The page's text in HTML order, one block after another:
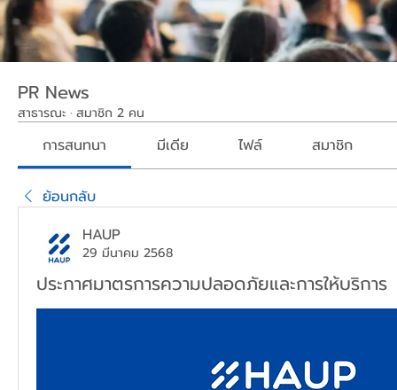
PR News
สาธารณะ · สมาชิก 2 คน
การสนทนา มีเดีย ไฟล์ สมาชิก
ย้อนกลับ
HAUP
29 มีนาคม 2568
ประกาศมาตรการความปลอดภัยและการให้บริการ